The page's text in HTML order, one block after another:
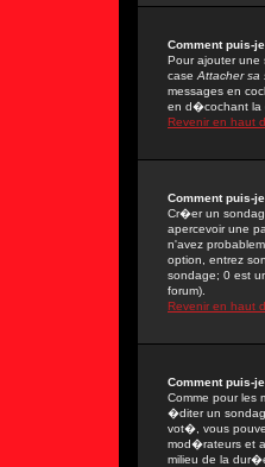
Comment puis-
Pour ajouter
case Attacher sa
messages en
en d�cochant la
Revenir en haut
Comment puis-
Cr�er un
apercevoir une
n'avez
option, entrez
sondage; 0 est
forum).
Revenir en haut
Comment puis-
Comme pour les
�diter un
vot�, vous
mod�rateurs et
milieu de la